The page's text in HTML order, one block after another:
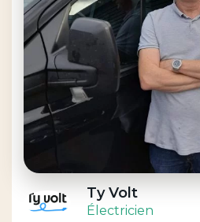
Ty Volt
Électricien